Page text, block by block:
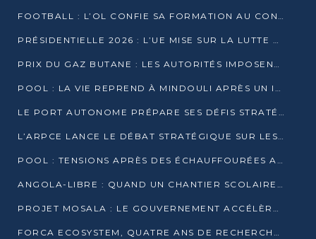
FOOTBALL : L’OL CONFIE SA FORMATION AU CONGOLAIS CHRISTIAN BASSILA
PRÉSIDENTIELLE 2026 : L’UE MISE SUR LA LUTTE CONTRE LA DÉSINFORMATION
PRIX DU GAZ BUTANE : LES AUTORITÉS IMPOSENT LE RESPECT DES PRIX RÉGLEMENTÉS
POOL : LA VIE REPREND À MINDOULI APRÈS UN INCIDENT ARMÉ SUR LA RN1
LE PORT AUTONOME PRÉPARE SES DÉFIS STRATÉGIQUES DE 2026
L’ARPCE LANCE LE DÉBAT STRATÉGIQUE SUR LES DONNÉES, L’IA ET LA FINANCE NUMÉRIQUE AU CONGO
POOL : TENSIONS APRÈS DES ÉCHAUFFOURÉES ARMÉES ENTRE DGSP ET EX-MILICIENS NINJA
ANGOLA-LIBRE : QUAND UN CHANTIER SCOLAIRE DEVIENT LE MIROIR D’UN CONGO EN MOUVEMENT
PROJET MOSALA : LE GOUVERNEMENT ACCÉLÈRE L’INSERTION DES JEUNES EN 2026
FORCA ECOSYSTEM, QUATRE ANS DE RECHERCHE DE TERRAIN AVANT UN LANCEMENT OFFICIEL EN 2026